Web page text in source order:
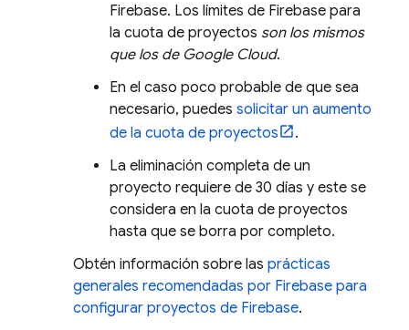
Firebase. Los límites de Firebase para
la cuota de proyectos son los mismos
que los de Google Cloud.
En el caso poco probable de que sea
necesario, puedes solicitar un aumento
de la cuota de proyectos
.
La eliminación completa de un
proyecto requiere de 30 días y este se
considera en la cuota de proyectos
hasta que se borra por completo.
Obtén información sobre las prácticas
generales recomendadas por Firebase para
configurar proyectos de Firebase.